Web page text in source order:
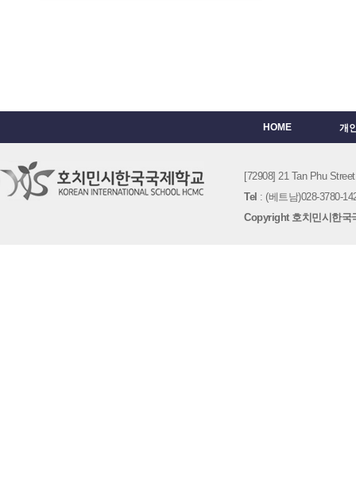
HOME 개
[72908] 21 Tan Phu
Tel : (베트남)028-3780-
Copyright 호치민시한국